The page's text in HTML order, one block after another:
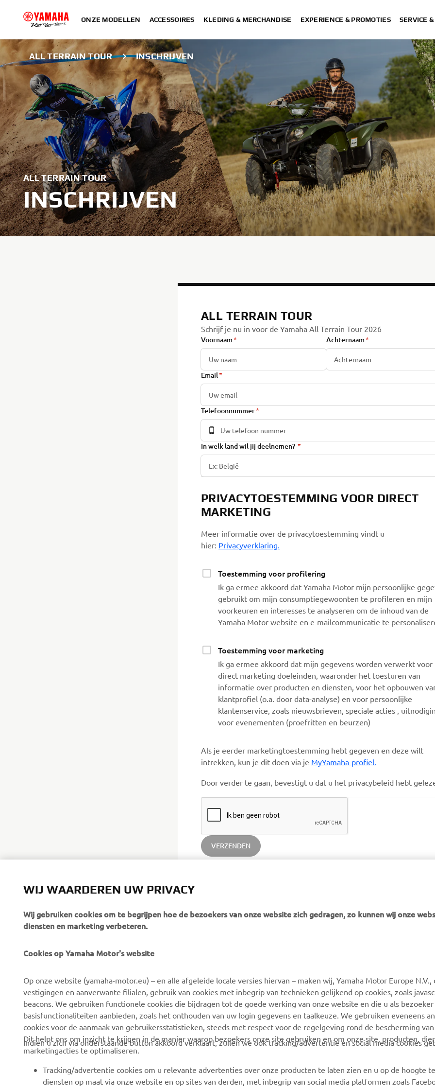
ONZE MODELLEN ACCESSOIRES KLEDING & MERCHANDISE EXPERIENCE & PROMOTIES SERVICE
ALL TERRAIN TOUR INSCHRIJVEN
ALL TERRAIN TOUR
INSCHRIJVEN
ALL TERRAIN TOUR
Schrijf je nu in voor de Yamaha All Terrain Tour 2026
Voornaam Achternaam
Email
Telefoonnummer
In welk land wil jij deelnemen?
PRIVACYTOESTEMMING VOOR DIRECT
MARKETING
Meer informatie over de privacytoestemming vindt u
hier: Privacyverklaring.
Toestemming voor profilering
Ik ga ermee akkoord dat Yamaha Motor mijn persoonlijke
gebruikt om mijn consumptiegewoonten te profileren en mijn
voorkeuren en interesses te analyseren om de inhoud van de
Yamaha Motor-website en e-mailcommunicatie te
Toestemming voor marketing
Ik ga ermee akkoord dat mijn gegevens worden verwerkt voor
direct marketing doeleinden, waaronder het toesturen van
informatie over producten en diensten, voor het opbouwen
klantprofiel (o.a. door data-analyse) en voor persoonlijke
klantenservice, zoals nieuwsbrieven, speciale acties ,
voor evenementen (proefritten en beurzen)
Als je eerder marketingtoestemming hebt gegeven en deze wilt
intrekken, kun je dit doen via je MyYamaha-profiel.
Door verder te gaan, bevestigt u dat u het privacybeleid hebt
VERZENDEN
CORPORATE
Over ons
Nieuws
Evenementen
Werken bij Yamaha
Dealer worden
Mensenrechtenbeleid
BUSINESS
eBike-systemen
Autoriteiten
Golfterreinen
Eerstehulpverleners
Rijscholen
Robotics
Partnerschappen
MyYamaha
Yamaha Music
Yamaha Racing
Yamaha Motor Global
Webshop Support
Onderdelen Catalogus
Onderhoudsafspraak
maken
Vind een Yamaha-dealer
Afvalbatterijen
WIJ WAARDEREN UW PRIVACY
Wij gebruiken cookies om te begrijpen hoe de bezoekers van onze website zich gedragen, zo kunnen wij onze
diensten en marketing verbeteren.
Cookies op Yamaha Motor's website
Op onze website (yamaha-motor.eu) – en alle afgeleide locale versies hiervan – maken wij, Yamaha Motor Europe N.V.,
vestigingen en aanverwante filialen, gebruik van cookies met inbegrip van technieken gelijkend op cookies, zoals
beacons. We gebruiken functionele cookies die bijdragen tot de goede werking van onze website en die u als bezoeker
basisfunctionaliteiten aanbieden, zoals het onthouden van uw login gegevens en taalkeuze. We gebruiken eveneens
cookies voor de aanmaak van gebruikersstatistieken, steeds met respect voor de regelgeving rond de bescherming
Dit helpt ons om inzicht te krijgen in de manier waarop bezoekers onze site gebruiken en om onze site, producten,
marketingacties te optimaliseren.
Indien u zich via onderstaande button akkoord verklaart, zullen we ook tracking/advertentie en social media cookies
Tracking/advertentie cookies om u relevante advertenties over onze producten te laten zien en u op de hoogte
diensten op maat via onze website en op sites van derden, met inbegrip van social media platformen zoals